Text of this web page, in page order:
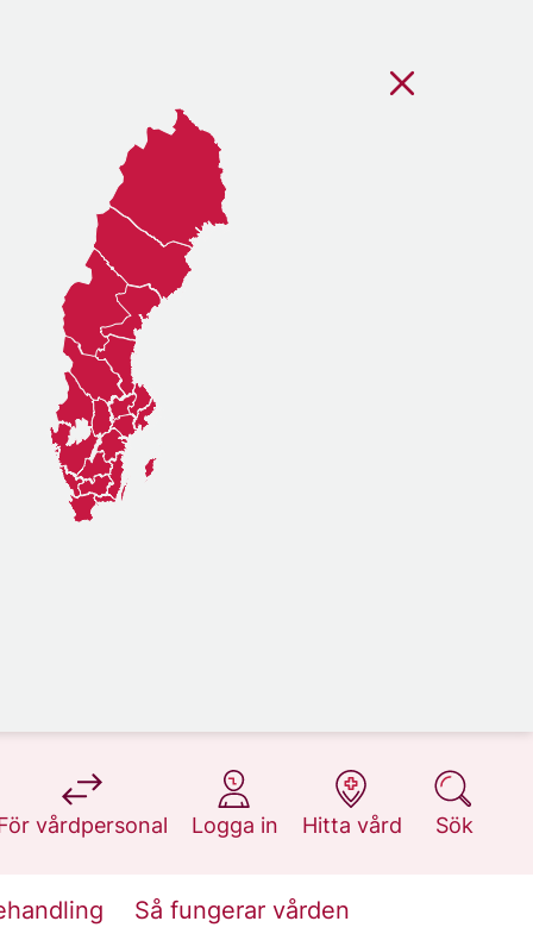
vårdpersonal
på 1177.se
Logga in
på 1177.se
Hitta vård
på 1177.se
Sök
på 1177.se
Så fungerar vården